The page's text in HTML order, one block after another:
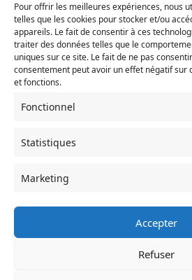
Pour offrir les meilleures expériences, nous
telles que les cookies pour stocker et/ou
appareils. Le fait de consentir à ces
traiter des données telles que le
uniques sur ce site. Le fait de ne pas
consentement peut avoir un effet négatif sur
et fonctions.
Fonctionnel
Statistiques
Marketing
Accepter
Refuser
Vertiges
Temps libre
Refuges
RECHERCHER
for:
À Propos De Accueil Actus Blog
Mes Livres